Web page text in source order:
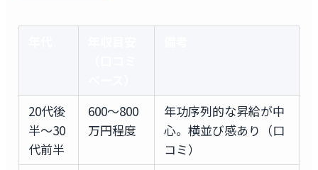
20代後
半〜30
代前半
600〜800
万円程度
年功序列的な昇給が中
心。横並び感あり（口
コミ）